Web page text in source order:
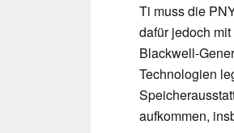
Ti muss die
dafür jedoch
Blackwell-
Technologien
aufkommen,